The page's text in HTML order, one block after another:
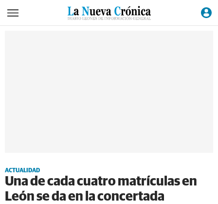
ACTUALIDAD
Una de cada cuatro matrículas en
León se da en la concertada